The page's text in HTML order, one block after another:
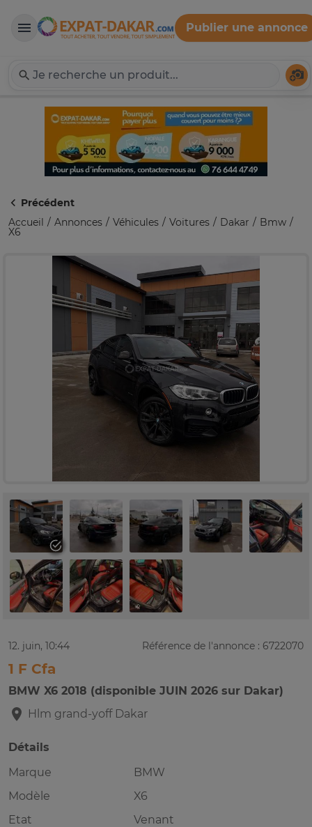
Expat-Dakar
Publier une annonce
Précédent
Accueil
Annonces Véhicules Voitures Dakar Bmw
X6
12. juin, 10:44 Référence de l'annonce : 6722070
1 F Cfa
BMW X6 2018 (disponible JUIN 2026 sur Dakar)
Hlm grand-yoff Dakar
Détails
Marque
BMW
Modèle
X6
Etat
Venant